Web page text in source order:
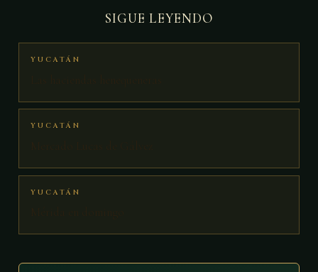
SIGUE LEYENDO
YUCATÁN
YUCATÁN
YUCATÁN